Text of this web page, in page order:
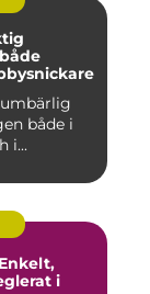
både i
i...
i